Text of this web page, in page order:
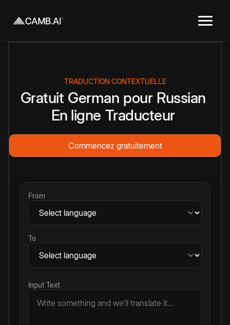
TRADUCTION CONTEXTUELLE
Gratuit German pour Russian
En ligne Traducteur
Commencez gratuitement
From
To
Input Text